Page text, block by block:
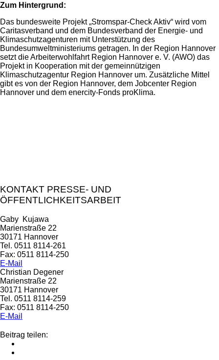
Zum Hintergrund:
Das bundesweite Projekt „Stromspar-Check Aktiv“ wird vom
Caritasverband und dem Bundesverband der Energie- und
Klimaschutzagenturen mit Unterstützung des
Bundesumweltministeriums getragen. In der Region Hannover
setzt die Arbeiterwohlfahrt Region Hannover e. V. (AWO) das
Projekt in Kooperation mit der gemeinnützigen
Klimaschutzagentur Region Hannover um. Zusätzliche Mittel
gibt es von der Region Hannover, dem Jobcenter Region
Hannover und dem enercity-Fonds proKlima.
KONTAKT PRESSE- UND
ÖFFENTLICHKEITSARBEIT
Gaby Kujawa
Marienstraße 22
30171 Hannover
Tel. 0511 8114-261
Fax: 0511 8114-250
E-Mail
Christian Degener
Marienstraße 22
30171 Hannover
Tel. 0511 8114-259
Fax: 0511 8114-250
E-Mail
Beitrag teilen: